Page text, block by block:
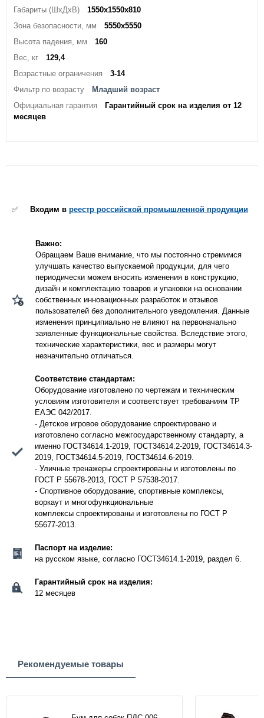
Габариты (ШхДхВ)
1550х1550х810
Зона безопасности, мм
5550х5550
Высота падения, мм
160
Вес, кг
129,4
Возрастные ограничения
3-14
Фильтр по возрасту
Младший возраст
Официальная гарантия
Гарантийный срок на изделия от 12
месяцев
✅ Входим в реестр российской промышленной продукции
Важно:
Обращаем Ваше внимание, что мы постоянно стремимся
улучшать качество выпускаемой продукции, для чего
периодически можем вносить изменения в конструкцию,
дизайн и комплектацию товаров и упаковки на основании
собственных инновационных разработок и отзывов
пользователей без дополнительного уведомления. Данные
изменения принципиально не влияют на первоначально
заявленные функциональные свойства. Вследствие этого,
технические характеристики, вес и размеры могут
незначительно отличаться.
Соответствие стандартам:
Оборудование изготовлено по чертежам и техническим
условиям изготовителя и соответствует требованиям ТР
ЕАЭС 042/2017.
- Детское игровое оборудование спроектировано и
изготовлено согласно межгосударственному стандарту, а
именно ГОСТ34614.1-2019, ГОСТ34614.2-2019, ГОСТ34614.3-
2019, ГОСТ34614.5-2019, ГОСТ34614.6-2019.
- Уличные тренажеры спроектированы и изготовлены по
ГОСТ Р 55678-2013, ГОСТ Р 57538-2017.
- Спортивное оборудование, спортивные комплексы,
воркаут и многофункциональные
комплексы спроектированы и изготовлены по ГОСТ Р
55677-2013.
Паспорт на изделие:
на русском языке, согласно ГОСТ34614.1-2019, раздел 6.
Гарантийный срок на изделия:
12 месяцев
Рекомендуемые товары